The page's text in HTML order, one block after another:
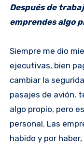
Después de
emprendes algo
Siempre me dio
ejecutivas, bien
cambiar la
pasajes de avión,
algo propio, pero
personal. Las
habido y por